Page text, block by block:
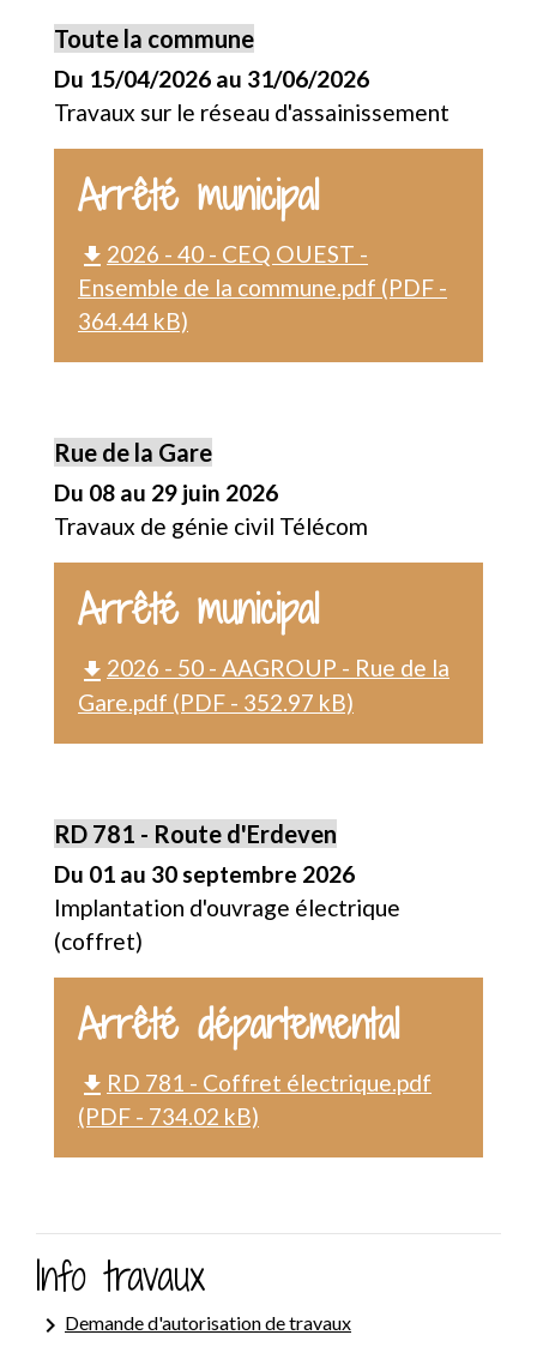
Toute la commune
Du 15/04/2026 au 31/06/2026
Travaux sur le réseau d'assainissement
Arrêté municipal
file_download 2026 - 40 - CEQ OUEST -
Ensemble de la commune.pdf (PDF -
364.44 kB)
Rue de la Gare
Du 08 au 29 juin 2026
Travaux de génie civil Télécom
Arrêté municipal
file_download 2026 - 50 - AAGROUP - Rue de la
Gare.pdf (PDF - 352.97 kB)
RD 781 - Route d'Erdeven
Du 01 au 30 septembre 2026
Implantation d'ouvrage électrique
(coffret)
Arrêté départemental
file_download RD 781 - Coffret électrique.pdf
(PDF - 734.02 kB)
Info travaux
keyboard_arrow_right Demande d'autorisation de travaux